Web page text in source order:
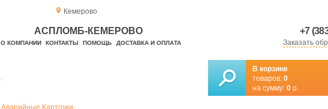
Кемерово
+7
Заказать
АСПЛОМБ-КЕМЕРОВО
О КОМПАНИИ КОНТАКТЫ ПОМОЩЬ ДОСТАВКА И ОПЛАТА
В корзине
товаров: 0
на сумму: 0 р.
Аварийные Карточки